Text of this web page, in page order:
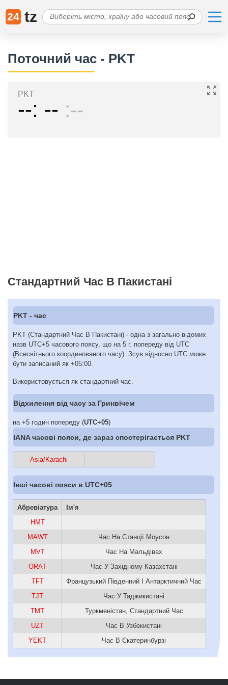
24 tz
Поточний час - PKT
PKT
-- -- --
Стандартний Час В Пакистані
PKT - час
PKT (Стандартний Час В Пакистані) - одна з загально відомих
назв UTC+5 часового поясу, що на 5 г. попереду від UTC
(Всесвітнього координованого часу). Зсув відносно UTC може
бути записаний як +05:00.
Використовується як стандартний час.
Відхилення від часу за Гринвічем
на +5 годин попереду (UTC+05)
IANA часові пояси, де зараз спостерігається PKT
Asia/Karachi
Інші часові пояси в UTC+05
Абревіатура
Ім'я
HMT
MAWT
Час На Станції Моусон
MVT
Час На Мальдівах
ORAT
Час У Західному Казахстані
TFT
Французький Південний І Антарктичний Час
TJT
Час У Таджикистані
TMT
Туркменістан, Стандартний Час
UZT
Час В Узбекистані
YEKT
Час В Єкатеринбурзі